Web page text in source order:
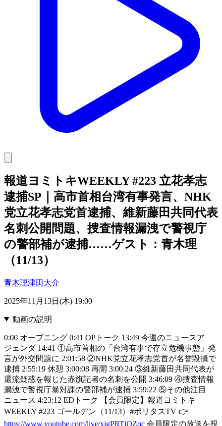
報道ヨミトキWEEKLY #223 立花孝志
逮捕SP｜高市首相台湾有事発言、NHK
党立花孝志党首逮捕、維新藤田共同代表
名刺公開問題、捜査情報漏洩で警視庁
の警部補が逮捕……ゲスト：青木理
（11/13）
青木理津田大介
2025年11月13日(木) 19:00
動画の説明
0:00 オープニング 0:41 OPトーク 13:49 今週のニュースア
ジェンダ 14:41 ①高市首相の「台湾有事で存立危機事態」発
言が外交問題に 2:01:58 ②NHK党立花孝志党首が名誉毀損で
逮捕 2:55:19 休憩 3:00:08 再開 3:00:24 ③維新藤田共同代表が
還流疑惑を報じた赤旗記者の名刺を公開 3:46:09 ④捜査情報
漏洩で警視庁暴対課の警部補が逮捕 3:59:22 ⑤その他注目
ニュース 4:23:12 EDトーク 【会員限定】報道ヨミトキ
WEEKLY #223 ゴールデン（11/13）#ポリタスTV 👉️
https://www.youtube.com/live/xigPRTjQZqc 会員限定の放送を視